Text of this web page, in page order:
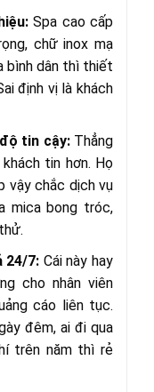
Spa cao cấp
chữ inox mạ
bình dân thì thiết
định vị là khách
tin cậy: Thẳng
tin hơn. Họ
vậy chắc dịch vụ
mica bong tróc,
24/7: Cái này hay
cho nhân viên
cáo liên tục.
đêm, ai đi qua
trên năm thì rẻ